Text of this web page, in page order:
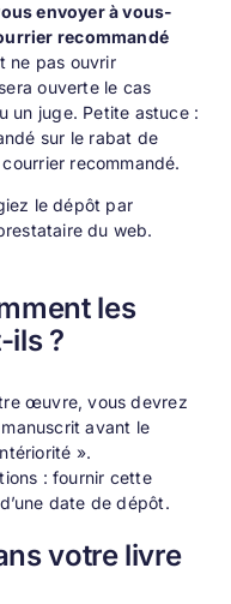
envoyer à vous-
recommandé
ne pas ouvrir
ouverte le cas
un juge. Petite astuce :
sur le rabat de
recommandé.
le dépôt par
du web.
les
ils ?
œuvre, vous devrez
avant le
».
: fournir cette
date de dépôt.
votre livre